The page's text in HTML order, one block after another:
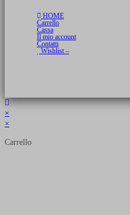
HOME
Carrello
Cassa
Il mio account
Contatti
Wishlist –
×
×
Carrello